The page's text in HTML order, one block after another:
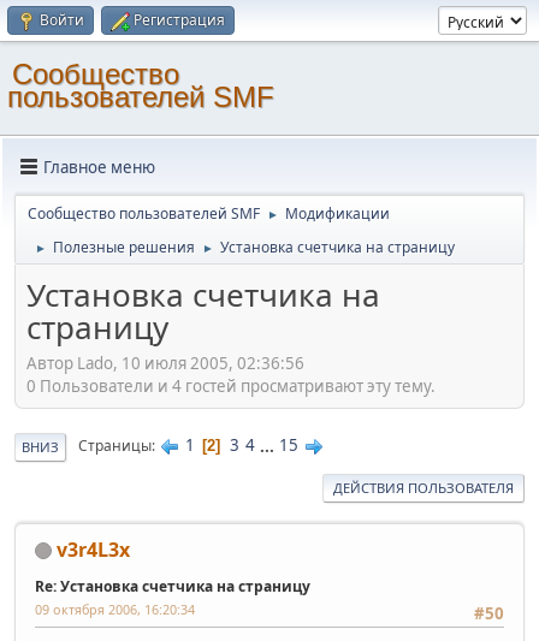
Войти Регистрация
Cообщество
пользователей SMF
Главное меню
Cообщество пользователей SMF ► Модификации
► Полезные решения ► Установка счетчика на страницу
Установка счетчика на
страницу
Автор Lado, 10 июля 2005, 02:36:56
0 Пользователи и 4 гостей просматривают эту тему.
ВНИЗ Страницы 1 2 3 4 ... 15
ДЕЙСТВИЯ ПОЛЬЗОВАТЕЛЯ
v3r4L3x
Re: Установка счетчика на страницу
#50
09 октября 2006, 16:20:34